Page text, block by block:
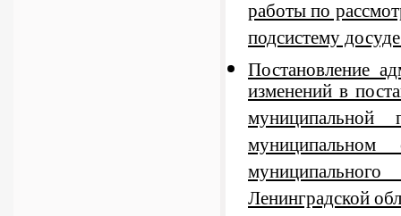
работы по
подсистему
Постановление
изменений в
муниципальном
Ленинградской